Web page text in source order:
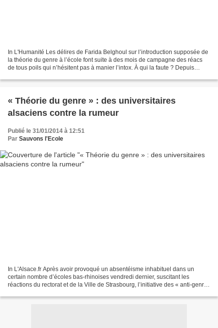
In L'Humanité Les délires de Farida Belghoul sur l’introduction supposée de
la théorie du genre à l’école font suite à des mois de campagne des réacs
de tous poils qui n’hésitent pas à manier l’intox. À qui la faute ? Depuis
« Théorie du genre » : des universitaires
alsaciens contre la rumeur
Publié le 31/01/2014 à 12:51
Par Sauvons l'Ecole
In L'Alsace.fr Après avoir provoqué un absentéisme inhabituel dans un
certain nombre d’écoles bas-rhinoises vendredi dernier, suscitant les
réactions du rectorat et de la Ville de Strasbourg, l’initiative des « anti-genre